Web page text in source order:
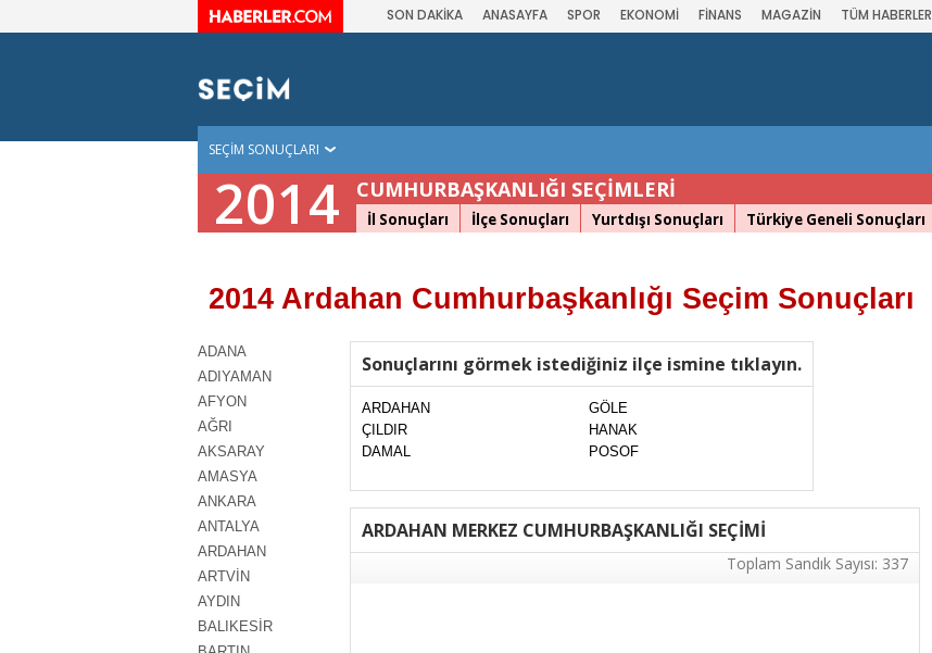
SON DAKİKA ANASAYFA SPOR EKONOMİ FİNANS MAGAZİN TÜM HABERLER
SEÇİM SONUÇLARI
2014 CUMHURBAŞKANLIĞI SEÇİMLERİ
İl Sonuçları İlçe Sonuçları Yurtdışı Sonuçları Türkiye Geneli Sonuçları
2014 Ardahan Cumhurbaşkanlığı Seçim Sonuçları
ADANA
ADIYAMAN
AFYON
AĞRI
AKSARAY
AMASYA
ANKARA
ANTALYA
ARDAHAN
ARTVİN
AYDIN
BALIKESİR
Sonuçlarını görmek istediğiniz ilçe ismine tıklayın.
ARDAHAN
ÇILDIR
DAMAL
GÖLE
HANAK
POSOF
ARDAHAN MERKEZ CUMHURBAŞKANLIĞI SEÇİMİ
Toplam Sandık Sayısı: 337